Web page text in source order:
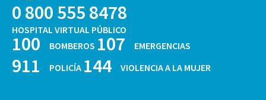
0 800 555 8478
HOSPITAL VIRTUAL PÚBLICO
100 BOMBEROS 107 EMERGENCIAS
911 POLICÍA 144 VIOLENCIA A LA MUJER